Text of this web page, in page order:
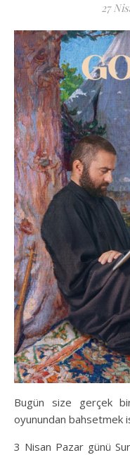
27
Bugün size gerçek
oyunundan bahsetmek
3 Nisan Pazar günü